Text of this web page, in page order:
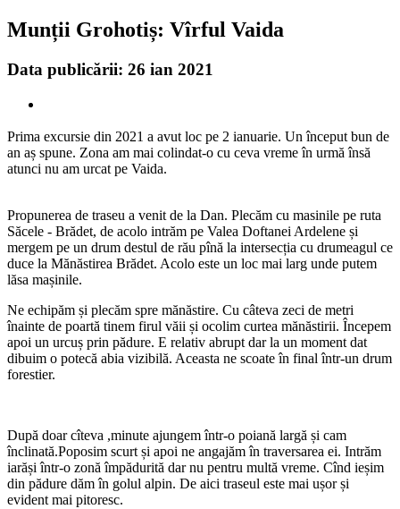
Munții Grohotiș: Vîrful Vaida
Data publicării: 26 ian 2021
Prima excursie din 2021 a avut loc pe 2 ianuarie. Un început bun de
an aș spune. Zona am mai colindat-o cu ceva vreme în urmă însă
atunci nu am urcat pe Vaida.
Propunerea de traseu a venit de la Dan. Plecăm cu masinile pe ruta
Săcele - Brădet, de acolo intrăm pe Valea Doftanei Ardelene și
mergem pe un drum destul de rău pînă la intersecția cu drumeagul ce
duce la Mănăstirea Brădet. Acolo este un loc mai larg unde putem
lăsa mașinile.
Ne echipăm și plecăm spre mănăstire. Cu câteva zeci de metri
înainte de poartă tinem firul văii și ocolim curtea mănăstirii. Începem
apoi un urcuș prin pădure. E relativ abrupt dar la un moment dat
dibuim o potecă abia vizibilă. Aceasta ne scoate în final într-un drum
forestier.
După doar cîteva ,minute ajungem într-o poiană largă și cam
înclinată.Poposim scurt și apoi ne angajăm în traversarea ei. Intrăm
iarăși într-o zonă împădurită dar nu pentru multă vreme. Cînd ieșim
din pădure dăm în golul alpin. De aici traseul este mai ușor și
evident mai pitoresc.